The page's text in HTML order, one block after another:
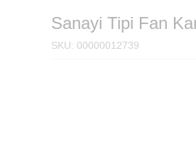
Sanayi Tipi Fan
SKU: 00000012739